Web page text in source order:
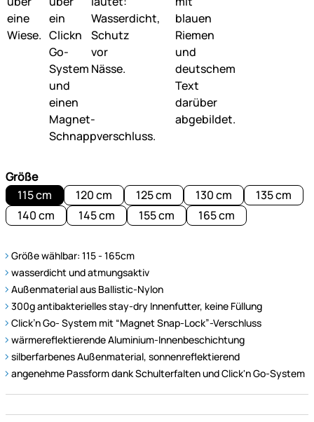
Größe
115 cm
120 cm 125 cm 130 cm
135 cm
140 cm
145 cm 155 cm 165 cm
Größe wählbar: 115 - 165cm
wasserdicht und atmungsaktiv
Außenmaterial aus Ballistic-Nylon
300g antibakterielles stay-dry Innenfutter, keine Füllung
Click’n Go- System mit “Magnet Snap-Lock”-Verschluss
wärmereflektierende Aluminium-Innenbeschichtung
silberfarbenes Außenmaterial, sonnenreflektierend
angenehme Passform dank Schulterfalten und Click'n Go-System